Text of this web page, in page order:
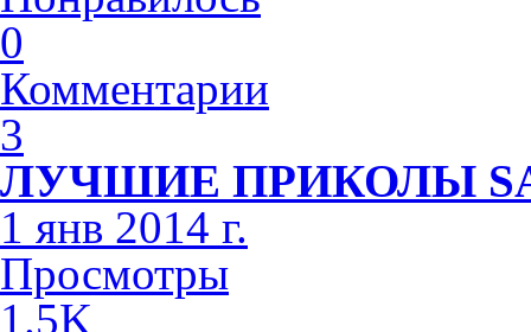
0
Комментарии
3
ЛУЧШИЕ ПРИКОЛЫ
1 янв 2014 г.
Просмотры
1.5K